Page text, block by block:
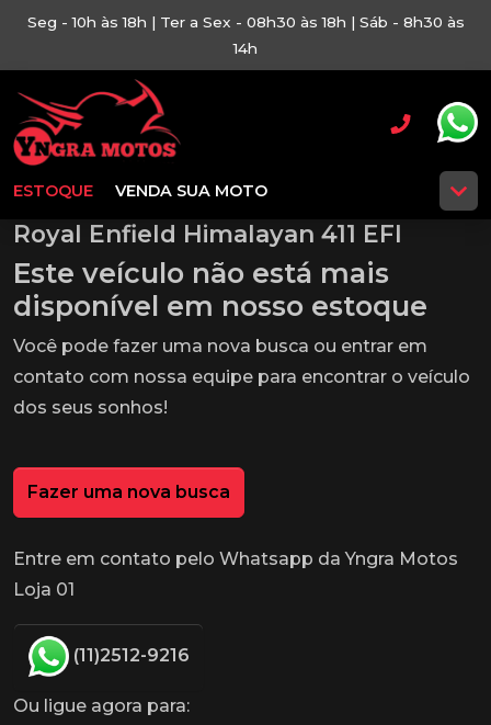
Seg - 10h às 18h | Ter a Sex - 08h30 às 18h | Sáb - 8h30 às
14h
ESTOQUE VENDA SUA MOTO
Royal Enfield Himalayan 411 EFI
Este veículo não está mais
disponível em nosso estoque
Você pode fazer uma nova busca ou entrar em
contato com nossa equipe para encontrar o veículo
dos seus sonhos!
Fazer uma nova busca
Entre em contato pelo Whatsapp da Yngra Motos
Loja 01
(11)2512-9216
Ou ligue agora para: